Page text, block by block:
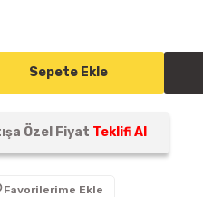
Sepete Ekle
Özel Fiyat Teklifi Al